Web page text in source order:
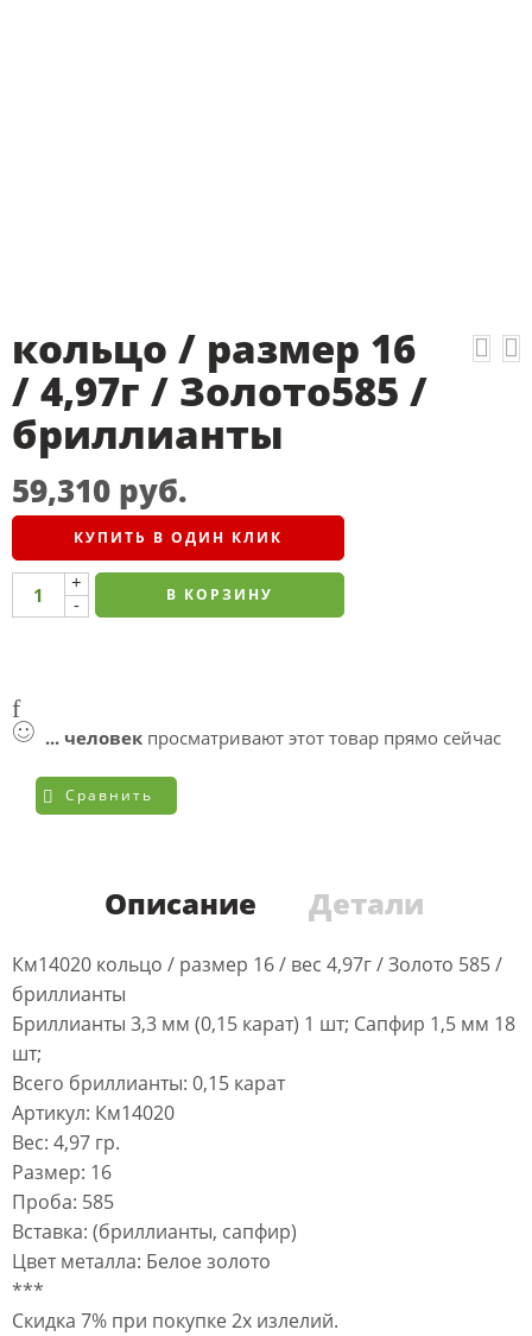
кольцо / размер 16
/ 4,97г / Золото585 /
бриллианты
59,310 руб.
КУПИТЬ В ОДИН КЛИК
+
-
В КОРЗИНУ
... человек просматривают этот товар прямо сейчас
Сравнить
Описание Детали
Км14020 кольцо / размер 16 / вес 4,97г / Золото 585 /
бриллианты
Бриллианты 3,3 мм (0,15 карат) 1 шт; Сапфир 1,5 мм 18
шт;
Всего бриллианты: 0,15 карат
Артикул: Км14020
Вес: 4,97 гр.
Размер: 16
Проба: 585
Вставка: (бриллианты, сапфир)
Цвет металла: Белое золото
***
Скидка 7% при покупке 2х излелий.